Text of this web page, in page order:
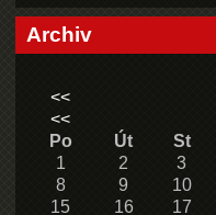
Archiv
<<
<<
Po
Út St
1
2 3
8
9 10
15
16 17